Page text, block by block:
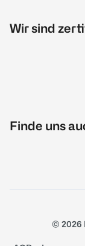
Wir sind
Finde uns
© 2026